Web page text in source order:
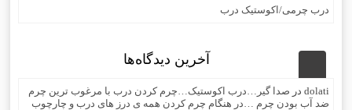
درب چرمی/اکوستیک درب
آخرین دیدگاه‌ها
dolati در صدا گیر…درب اکوستیک…چرم کردن درب با مرغوب ترین چرم
ضد آب بودن چرم …در هنگام چرم کردن همه ی درز های درب و چارچوب